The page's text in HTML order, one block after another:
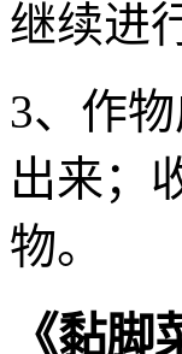
继续进
3、作
出来；
物。
《黏